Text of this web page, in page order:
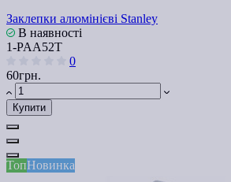
Заклепки алюмінієві Stanley
В наявності
1-PAA52T
0
60грн.
Купити
ТопНовинка